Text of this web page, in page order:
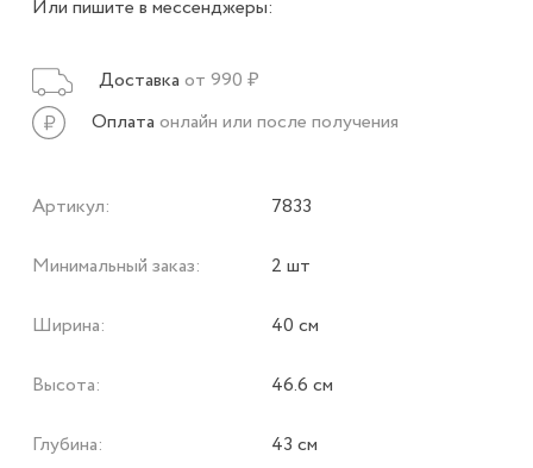
Или пишите в мессенджеры:
Доставка от 990 ₽
Оплата онлайн или после получения
Артикул: 7833
Минимальный заказ: 2 шт
Ширина: 40 см
Высота: 46.6 см
Глубина: 43 см